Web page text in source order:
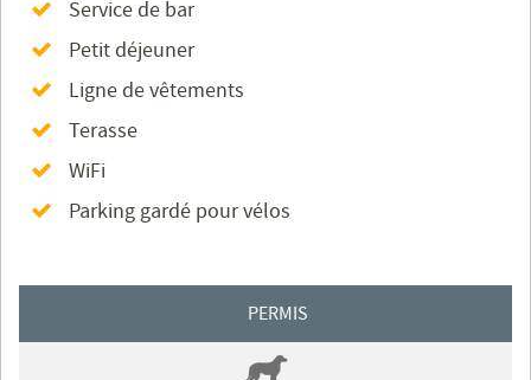
Service de bar
Petit déjeuner
Ligne de vêtements
Terasse
WiFi
Parking gardé pour vélos
PERMIS